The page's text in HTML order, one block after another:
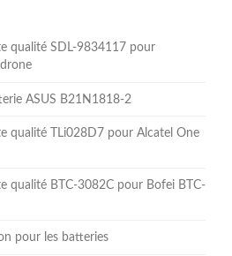
qualité SDL-9834117 pour
ASUS B21N1818-2
qualité TLi028D7 pour Alcatel One
qualité BTC-3082C pour Bofei BTC-
pour les batteries